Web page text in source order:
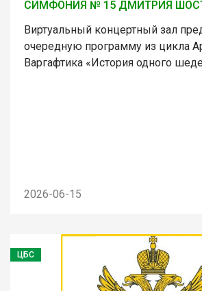
СИМФОНИЯ № 15 ДМИТРИЯ
Виртуальный концертный зал
очередную программу из цикла
Варгафтика «История одного
2026-06-15
ЦБС